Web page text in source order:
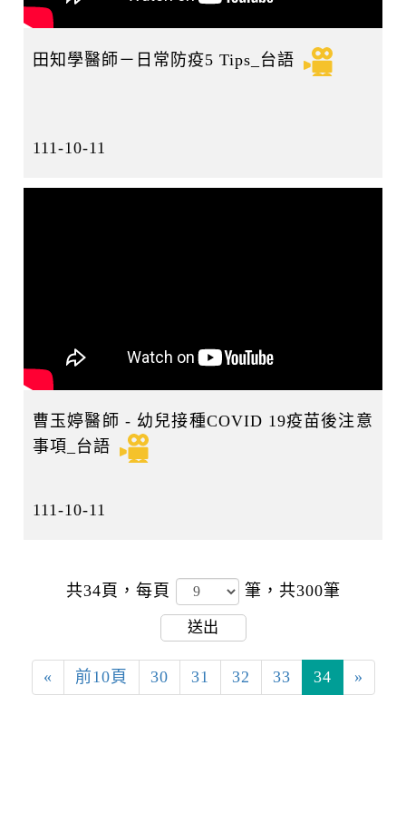
田知學醫師－日常防疫5 Tips_台語
111-10-11
曹玉婷醫師 - 幼兒接種COVID 19疫苗後注意
事項_台語
111-10-11
共34頁， 每頁 筆，共300筆
送出
« 前10頁 30 31 32 33 34 »